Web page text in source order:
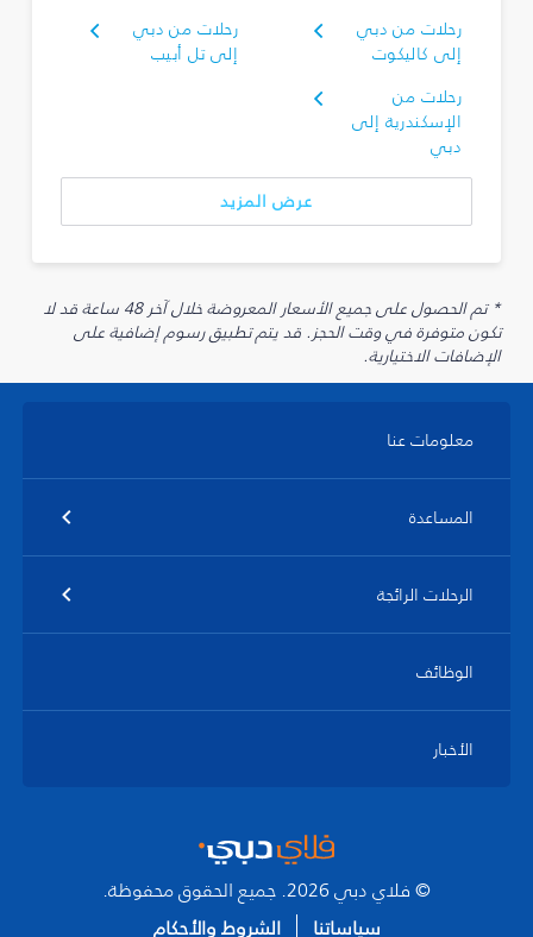
رحلات من دبي
إلى كاليكوت
رحلات من دبي
إلى تل أبيب
رحلات من
الإسكندرية إلى
دبي
عرض المزيد
* تم الحصول على جميع الأسعار المعروضة خلال آخر 48 ساعة قد لا
تكون متوفرة في وقت الحجز. قد يتم تطبيق رسوم إضافية على
الإضافات الاختيارية.
معلومات عنا
المساعدة
الرحلات الرائجة
الوظائف
الأخبار
© فلاي دبي 2026. جميع الحقوق محفوظة.
سياساتنا
الشروط والأحكام